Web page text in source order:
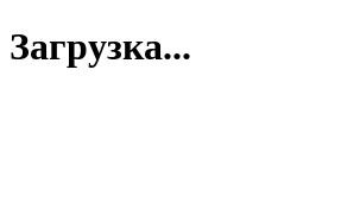
Загрузка...